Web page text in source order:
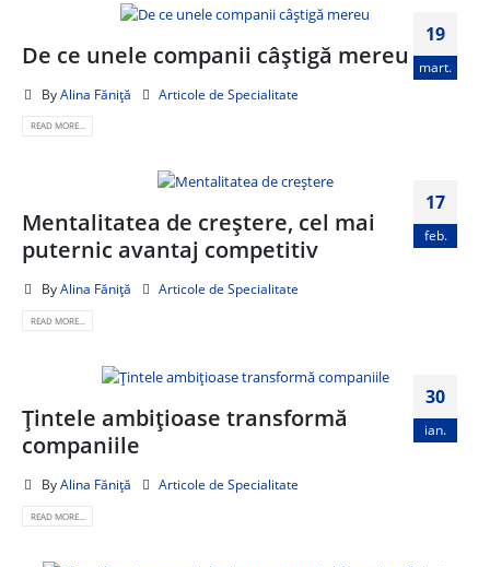
19
mart.
De ce unele companii câștigă mereu
ByAlina Făniță Articole de Specialitate
READ MORE...
17
feb.
Mentalitatea de creștere, cel mai
puternic avantaj competitiv
ByAlina Făniță Articole de Specialitate
READ MORE...
30
ian.
Țintele ambițioase transformă
companiile
ByAlina Făniță Articole de Specialitate
READ MORE...